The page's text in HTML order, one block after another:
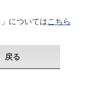
についてはこちら
戻る